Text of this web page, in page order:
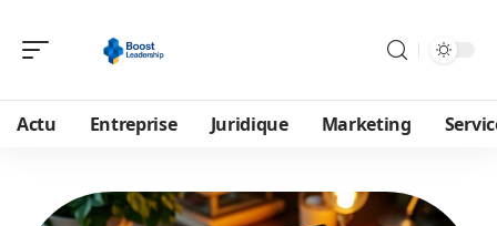
Actu Entreprise Juridique Marketing